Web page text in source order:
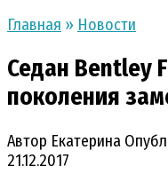
Главная » Новости
Седан Bentley
поколения
Автор Екатерина
21.12.2017